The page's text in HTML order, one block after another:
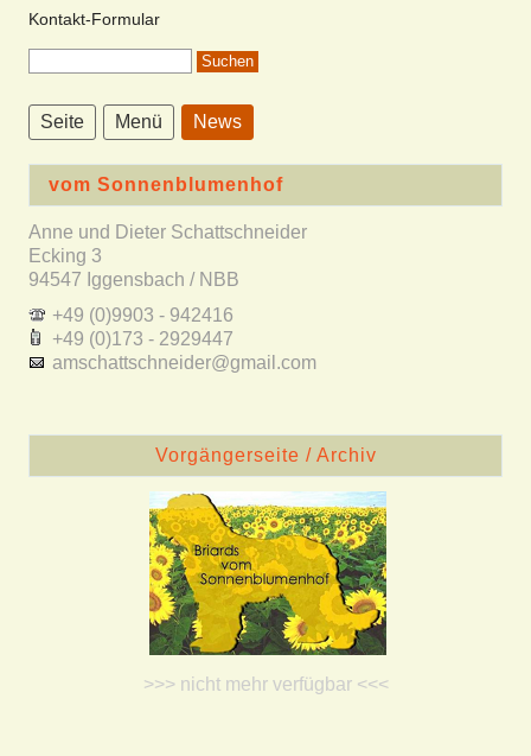
Kontakt-Formular
Seite Menü News
vom Sonnenblumenhof
Anne und Dieter Schattschneider
Ecking 3
94547 Iggensbach / NBB
+49 (0)9903 - 942416
+49 (0)173 - 2929447
amschattschneider@gmail.com
Vorgängerseite / Archiv
>>> nicht mehr verfügbar <<<